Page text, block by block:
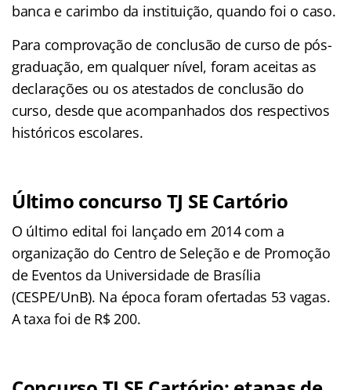
banca e carimbo da instituição, quando foi o caso.
Para comprovação de conclusão de curso de pós-
graduação, em qualquer nível, foram aceitas as
declarações ou os atestados de conclusão do
curso, desde que acompanhados dos respectivos
históricos escolares.
Último concurso TJ SE Cartório
O último edital foi lançado em 2014 com a
organização do Centro de Seleção e de Promoção
de Eventos da Universidade de Brasília
(CESPE/UnB). Na época foram ofertadas 53 vagas.
A taxa foi de R$ 200.